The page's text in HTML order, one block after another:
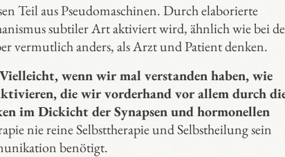
Teil aus Pseudomaschinen. Durch elaborierte
subtiler Art aktiviert wird, ähnlich wie bei
vermutlich anders, als Arzt und Patient denken.
wenn wir mal verstanden haben, wie
die wir vorderhand vor allem durch
im Dickicht der Synapsen und hormonellen
nie reine Selbsttherapie und Selbstheilung sein
benötigt.